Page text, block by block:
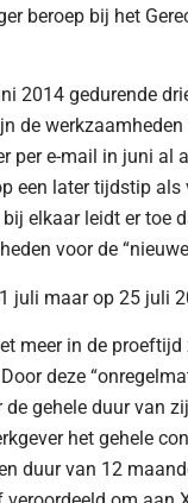
beroep bij het
2014 gedurende
de werkzaamheden
per e-mail in juni al
een later tijdstip als
elkaar leidt er toe
voor de
juli maar op 25 juli
meer in de
deze
gehele duur van
het gehele
duur van 12